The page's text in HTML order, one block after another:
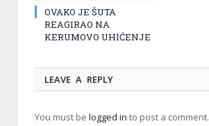
OVAKO JE ŠUTA
REAGIRAO NA
KERUMOVO UHIĆENJE
LEAVE A REPLY
You must be logged in to post a comment.